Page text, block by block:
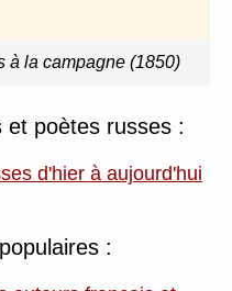
à la campagne (1850)
poètes russes :
d'hier à aujourd'hui
: